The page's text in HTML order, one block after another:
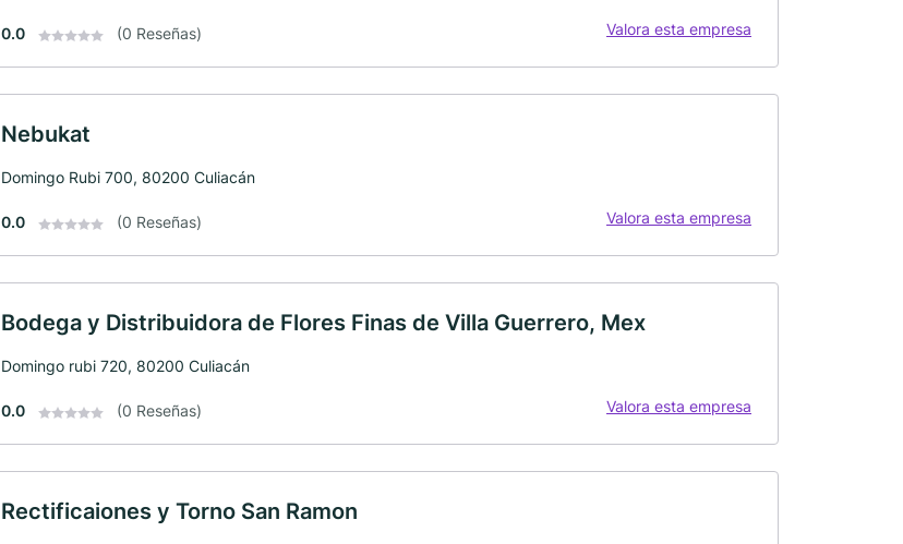
0.0 (0 Reseñas) Valora esta empresa
Nebukat
Domingo Rubi 700, 80200 Culiacán
0.0 (0 Reseñas) Valora esta empresa
Bodega y Distribuidora de Flores Finas de Villa Guerrero, Mex
Domingo rubi 720, 80200 Culiacán
0.0 (0 Reseñas) Valora esta empresa
Rectificaiones y Torno San Ramon